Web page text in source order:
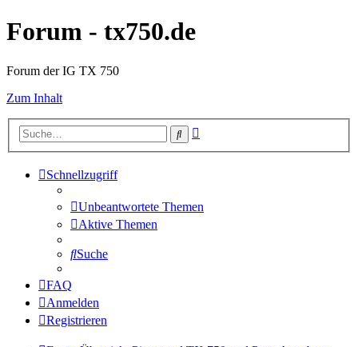
Forum - tx750.de
Forum der IG TX 750
Zum Inhalt
Suche
Schnellzugriff
Unbeantwortete Themen
Aktive Themen
Suche
FAQ
Anmelden
Registrieren